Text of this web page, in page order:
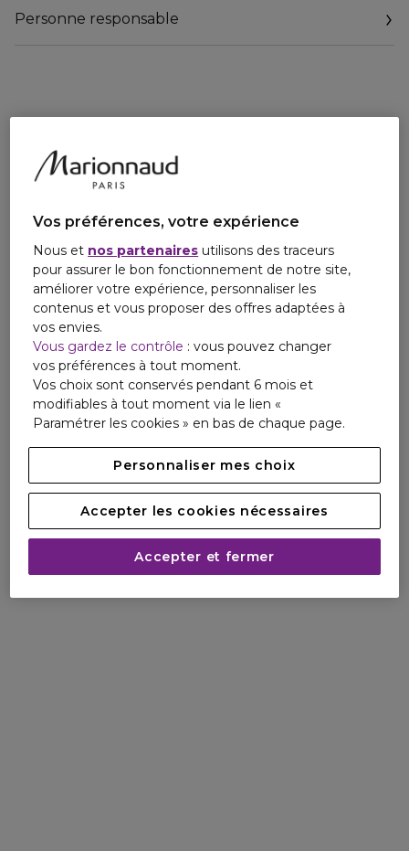
matin pour réveiller l'éclat, dans la journée pour raviver le
sillage, le soir pour prolonger la séduction.
Personne responsable
Vos préférences, votre expérience
Nous et nos partenaires utilisons des traceurs
pour assurer le bon fonctionnement de notre site,
améliorer votre expérience, personnaliser les
contenus et vous proposer des offres adaptées à
vos envies.
Vous gardez le contrôle : vous pouvez changer
vos préférences à tout moment.
Vos choix sont conservés pendant 6 mois et
modifiables à tout moment via le lien «
Paramétrer les cookies » en bas de chaque page.
Personnaliser mes choix
Accepter les cookies nécessaires
Accepter et fermer